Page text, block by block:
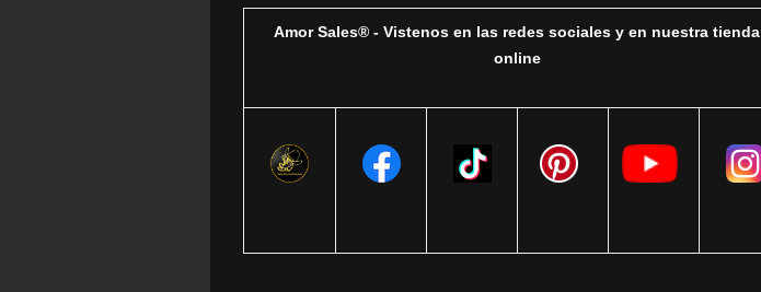
Amor Sales® - Vistenos en las redes sociales y en nuestra tienda
online